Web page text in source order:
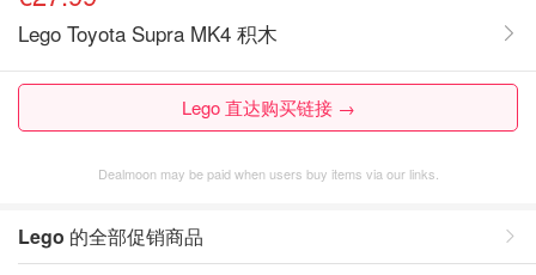
Lego Toyota Supra MK4 积木
Lego 直达购买链接 →
Dealmoon may be paid when users buy items via our links.
Lego 的全部促销商品